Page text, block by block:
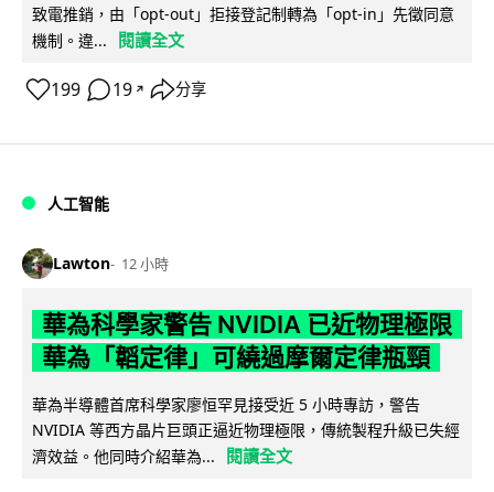
致電推銷，由「opt-out」拒接登記制轉為「opt-in」先徵同意
機制。違...
閱讀全文
199 19 ↗ 分享
人工智能
Lawton 12 小時
華為科學家警告 NVIDIA 已近物理極限
華為「韜定律」可繞過摩爾定律瓶頸
華為半導體首席科學家廖恒罕見接受近 5 小時專訪，警告
NVIDIA 等西方晶片巨頭正逼近物理極限，傳統製程升級已失經
濟效益。他同時介紹華為...
閱讀全文